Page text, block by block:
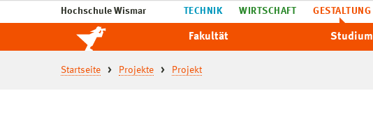
Hochschule Wismar TECHNIK WIRTSCHAFT GESTALTUNG
Fakultät Studium
Startseite Projekte Projekt